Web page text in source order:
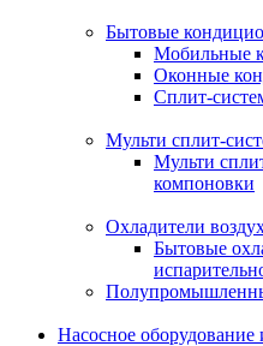
Бытовые
Мобильные
Оконные
Сплит-
Мульти сплит-
Мульти
компоновки
Охладители
Бытовые
Насосное